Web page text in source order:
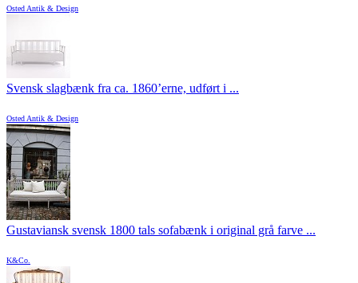
Osted Antik & Design
Svensk slagbænk fra ca. 1860’erne, udført i ...
Osted Antik & Design
Gustaviansk svensk 1800 tals sofabænk i original grå farve ...
K&Co.